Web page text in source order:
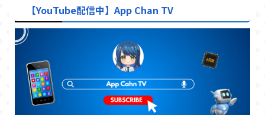
【YouTube配信中】App Chan TV